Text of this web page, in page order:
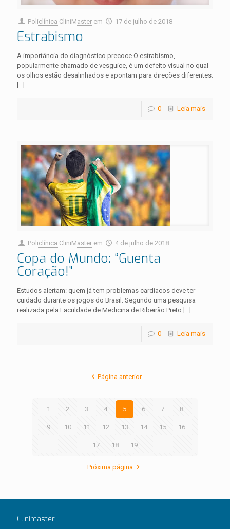
Policlínica CliniMaster em 17 de julho de 2018
Estrabismo
A importância do diagnóstico precoce O estrabismo,
popularmente chamado de vesguice, é um defeito visual no qual
os olhos estão desalinhados e apontam para direções diferentes.
[…]
0 Leia mais
Policlínica CliniMaster em 4 de julho de 2018
Copa do Mundo: “Guenta
Coração!”
Estudos alertam: quem já tem problemas cardíacos deve ter
cuidado durante os jogos do Brasil. Segundo uma pesquisa
realizada pela Faculdade de Medicina de Ribeirão Preto […]
0 Leia mais
Página anterior
1 2 3 4 5 6 7 8
9 10 11 12 13 14 15 16
17 18 19
Próxima página
Clinimaster